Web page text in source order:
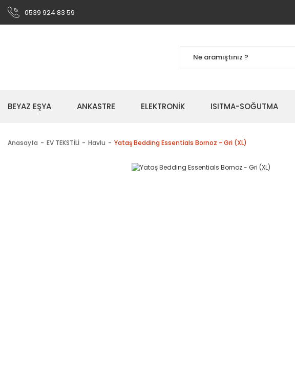
0539 924 83 59
BEYAZ EŞYA ANKASTRE ELEKTRONİK ISITMA-SOĞUTMA
Anasayfa EV TEKSTİLİ Havlu Yataş Bedding Essentials Bornoz - Gri (XL)